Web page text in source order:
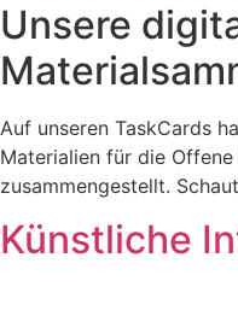
Unsere
Auf unseren TaskCards
Materialien für die
zusammengestellt.
Künstliche